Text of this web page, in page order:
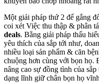
Một giải pháp thứ 2 để gắng
coi xét Việc thu thập & phân
deals. Bằng giải pháp thấu
yêu thích của sắp tới như,
nhiều loại sản phẩm & căn
chuộng hơn cùng với bọn họ.
nâng cao sự đồng tình của
dạng lĩnh giữ chân bọn họ